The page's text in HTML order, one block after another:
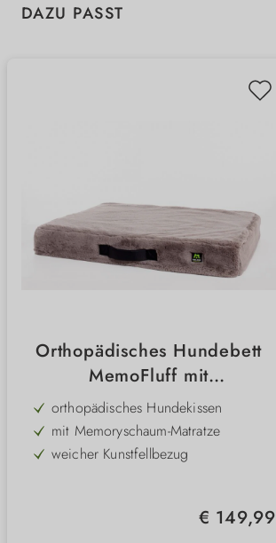
Produktgalerie überspringen
DAZU PASST
Orthopädisches Hundebett
MemoFluff mit
Memoryschaum
orthopädisches Hundekissen
mit Memoryschaum-Matratze
weicher Kunstfellbezug
Regulärer Preis:
€ 149,99